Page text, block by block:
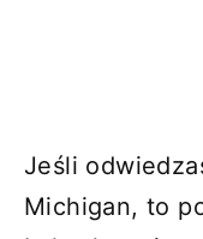
Jeśli
Michigan, to